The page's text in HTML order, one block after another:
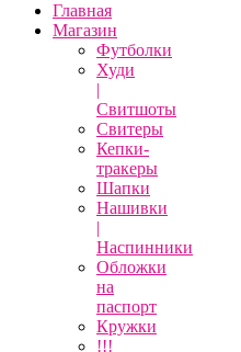
Главная
Магазин
Футболки
Худи
|
Свитшоты
Свитеры
Кепки-
тракеры
Шапки
Нашивки
|
Наспинники
Обложки
на
паспорт
Кружки
!!!